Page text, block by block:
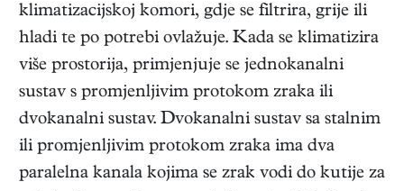
klimatizacijskoj komori, gdje se filtrira, grije ili
hladi te po potrebi ovlažuje. Kada se klimatizira
više prostorija, primjenjuje se jednokanalni
sustav s promjenljivim protokom zraka ili
dvokanalni sustav. Dvokanalni sustav sa stalnim
ili promjenljivim protokom zraka ima dva
paralelna kanala kojima se zrak vodi do kutije za